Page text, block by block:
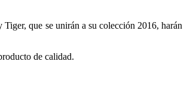
que se unirán a su colección 2016, harán
de calidad.